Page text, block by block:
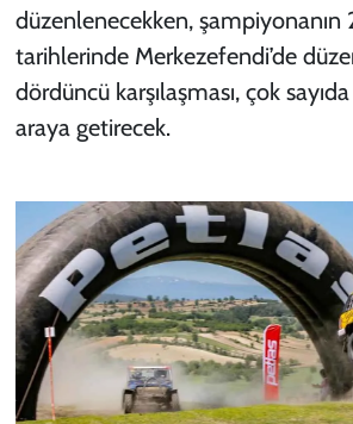
düzenlenecekken,
tarihlerinde Merkezefendi’de
dördüncü karşılaşması, çok
araya getirecek.